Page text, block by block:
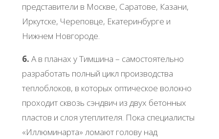
представители в Москве, Саратове, Казани,
Иркутске, Череповце, Екатеринбурге и
Нижнем Новгороде.
6. А в планах у Тимшина – самостоятельно
разработать полный цикл производства
теплоблоков, в которых оптическое волокно
проходит сквозь сэндвич из двух бетонных
пластов и слоя утеплителя. Пока специалисты
«Иллюминарта» ломают голову над